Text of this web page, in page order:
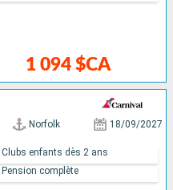
1 094 $CA
Norfolk 18/09/2027
Clubs enfants dès 2 ans
Pension complète